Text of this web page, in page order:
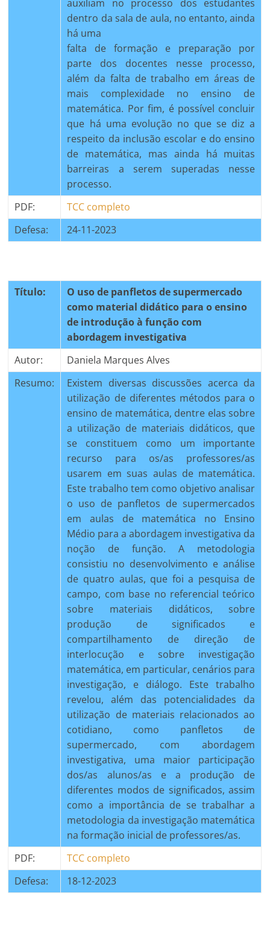
auxiliam no processo dos estudantes
dentro da sala de aula, no entanto, ainda
há uma
falta de formação e preparação por
parte dos docentes nesse processo,
além da falta de trabalho em áreas de
mais complexidade no ensino de
matemática. Por fim, é possível concluir
que há uma evolução no que se diz a
respeito da inclusão escolar e do ensino
de matemática, mas ainda há muitas
barreiras a serem superadas nesse
processo.
PDF:
TCC completo
Defesa:
24-11-2023
Título:
O uso de panfletos de supermercado
como material didático para o ensino
de introdução à função com
abordagem investigativa
Autor:
Daniela Marques Alves
Resumo:
Existem diversas discussões acerca da
utilização de diferentes métodos para o
ensino de matemática, dentre elas sobre
a utilização de materiais didáticos, que
se constituem como um importante
recurso para os/as professores/as
usarem em suas aulas de matemática.
Este trabalho tem como objetivo analisar
o uso de panfletos de supermercados
em aulas de matemática no Ensino
Médio para a abordagem investigativa da
noção de função. A metodologia
consistiu no desenvolvimento e análise
de quatro aulas, que foi a pesquisa de
campo, com base no referencial teórico
sobre materiais didáticos, sobre
produção de significados e
compartilhamento de direção de
interlocução e sobre investigação
matemática, em particular, cenários para
investigação, e diálogo. Este trabalho
revelou, além das potencialidades da
utilização de materiais relacionados ao
cotidiano, como panfletos de
supermercado, com abordagem
investigativa, uma maior participação
dos/as alunos/as e a produção de
diferentes modos de significados, assim
como a importância de se trabalhar a
metodologia da investigação matemática
na formação inicial de professores/as.
PDF:
TCC completo
Defesa:
18-12-2023